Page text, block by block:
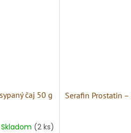
čaj 50 g
Skladom (2 ks)
Serafin Prostatin